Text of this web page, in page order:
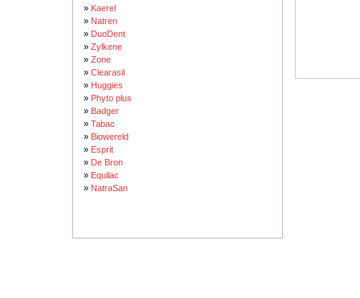
» Kaerel
» Natren
» DuoDent
» Zylkene
» Zone
» Clearasil
» Huggies
» Phyto plus
» Badger
» Tabac
» Biowereld
» Esprit
» De Bron
» Equilac
» NatraSan